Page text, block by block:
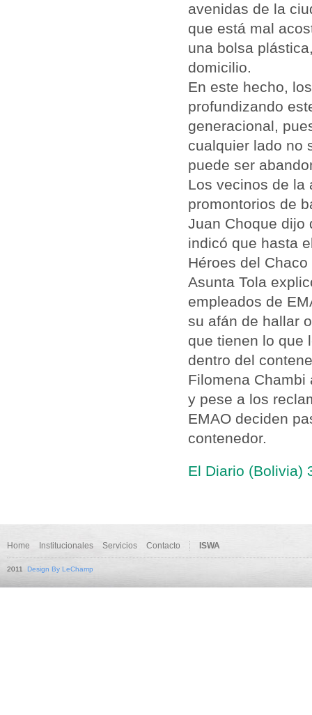
avenidas de la
que está mal
una bolsa
domicilio.
En este hecho,
profundizando
generacional,
cualquier lado no
puede ser
Los vecinos de la
promontorios de
Juan Choque dijo
indicó que hasta
Héroes del
Asunta Tola
empleados de
su afán de hallar
que tienen lo que
dentro del
Filomena
y pese a los
EMAO deciden
contenedor.
El Diario (Bolivia)
Home Institucionales Servicios Contacto ISWA
2011 Design By LeChamp